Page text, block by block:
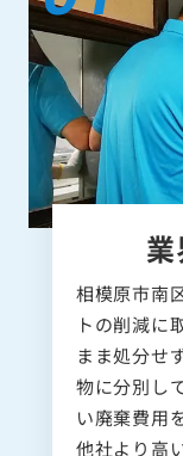
相模原市南
トの削減に
まま処分せ
物に分別し
い廃棄費用
他社より高